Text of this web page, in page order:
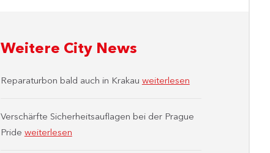
Weitere City News
Reparaturbon bald auch in Krakau weiterlesen
Verschärfte Sicherheitsauflagen bei der Prague
Pride weiterlesen